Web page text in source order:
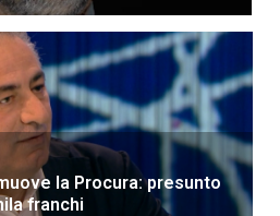
la Procura: presunto
franchi